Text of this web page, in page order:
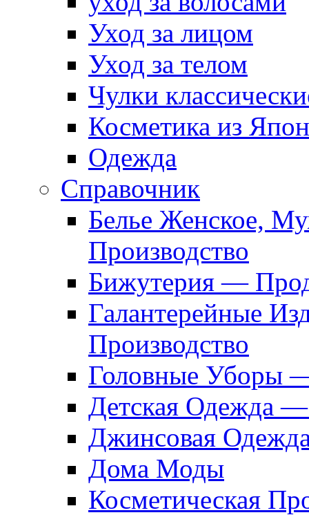
Уход за лицом
Уход за телом
Чулки
Косметика из
Одежда
Справочник
Белье Женское,
Производство
Бижутерия —
Галантерейные
Производство
Головные Уборы
Детская Одежда
Джинсовая
Дома Моды
Косметическая